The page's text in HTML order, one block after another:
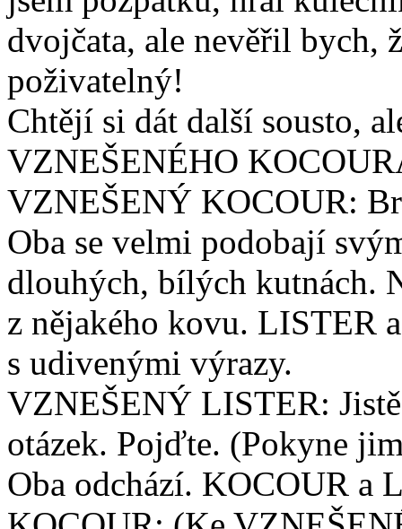
dvojčata, ale nevěřil bych,
poživatelný!
Chtějí si dát další sousto,
VZNEŠENÉHO
VZNEŠENÝ KOCOUR:
Oba se velmi podobají
dlouhých, bílých kutnách.
z nějakého kovu. LISTER
s udivenými výrazy.
VZNEŠENÝ LISTER:
otázek. Pojďte. (Pokyne
Oba odchází. KOCOUR a